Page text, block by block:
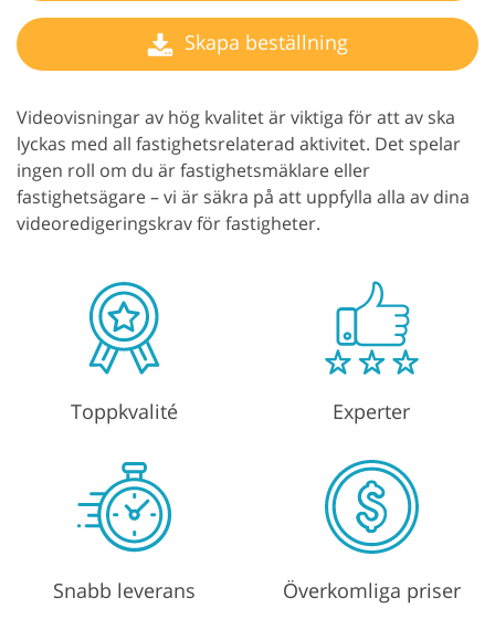
Skapa beställning
Videovisningar av hög kvalitet är viktiga för att av ska
lyckas med all fastighetsrelaterad aktivitet. Det spelar
ingen roll om du är fastighetsmäklare eller
fastighetsägare – vi är säkra på att uppfylla alla av dina
videoredigeringskrav för fastigheter.
Toppkvalité Experter
Snabb leverans Överkomliga priser